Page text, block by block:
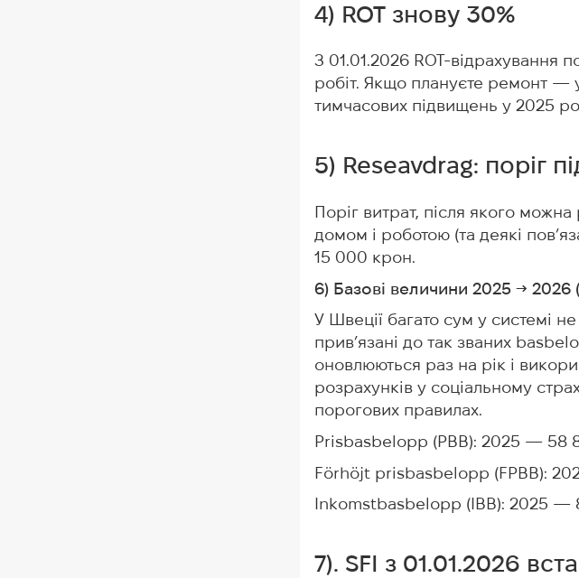
4) ROT знову 30%
З 01.01.2026 ROT-відрахування
робіт. Якщо плануєте ремонт —
тимчасових підвищень у 2025
5) Reseavdrag: поріг
Поріг витрат, після якого
домом і роботою (та деякі
15 000 крон.
6) Базові величини 2025 →
У Швеції багато сум у системі
прив’язані до так званих
оновлюються раз на рік і
розрахунків у соціальному
порогових правилах.
Prisbasbelopp (PBB): 2025 — 58
Förhöjt prisbasbelopp (FPBB):
Inkomstbasbelopp (IBB): 2025
7). SFI з 01.01.2026